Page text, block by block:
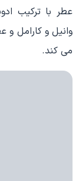
عطر با ترکیب
وانیل و کارامل و
می‌ کند.